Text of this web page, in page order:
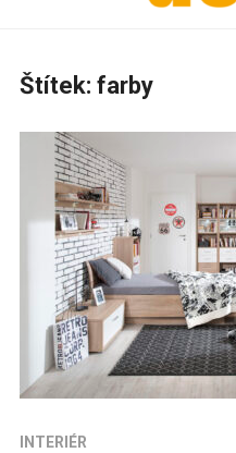
Štítek: farby
INTERIÉR